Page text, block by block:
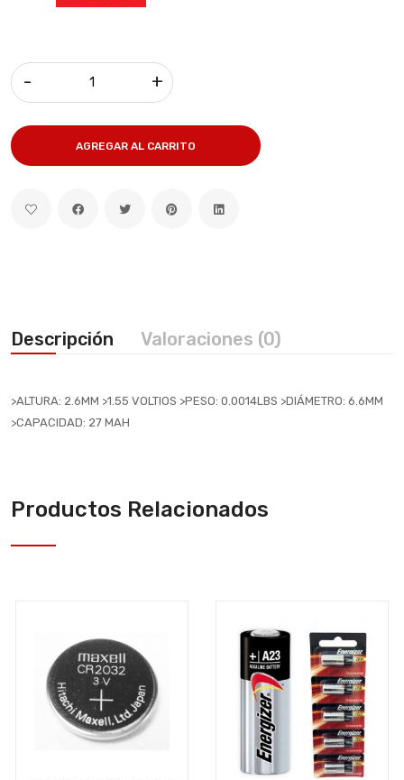
- +
AGREGAR AL CARRITO
Descripción Valoraciones (0)
>ALTURA: 2.6MM >1.55 VOLTIOS >PESO: 0.0014LBS >DIÁMETRO: 6.6MM
>CAPACIDAD: 27 MAH
Productos Relacionados